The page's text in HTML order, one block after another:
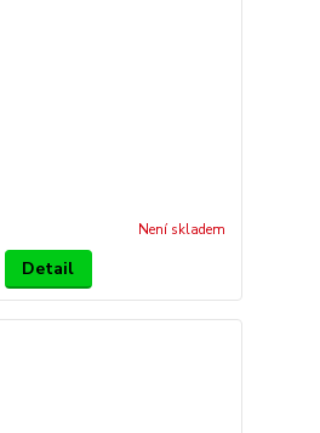
Není skladem
Detail